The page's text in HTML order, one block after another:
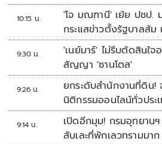
10:15 น.
'โจ มณฑานี' เย้ย ปชป.
กระแสข่าวตั้งรัฐบาลส้ม
เลย
9:30 น.
'เนย์มาร์' ไม่รีบตัดสินใ
สัญญา 'ซานโตส'
9:26 น.
ยกระดับสำนักงานที่ดิน!
นิติกรรมออนไลน์ทั่วประ
9:14 น.
เปิดอีกมุม! กรมอุทยาน
สับเละที่พักเลวทรามมาก